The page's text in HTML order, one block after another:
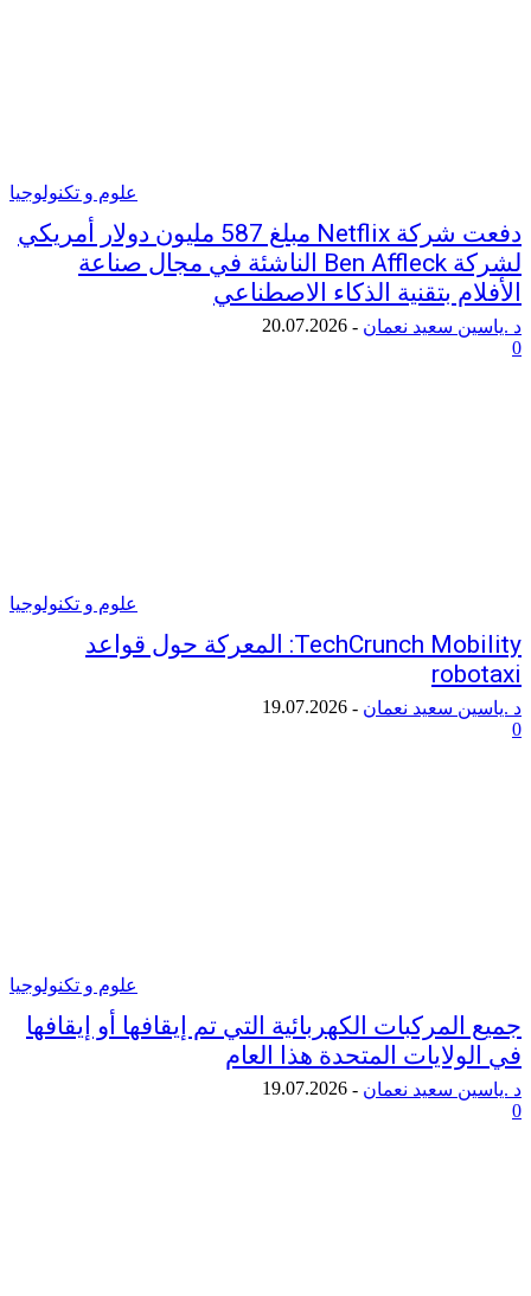
علوم و تكنولوجيا
دفعت شركة Netflix مبلغ 587 مليون دولار أمريكي
لشركة Ben Affleck الناشئة في مجال صناعة
بتقنية الذكاء الاصطناعي
سعيد نعمان -
20.07.2026
علوم و تكنولوجيا
TechCrunch Mobility: المعركة حول قواعد
سعيد نعمان -
19.07.2026
علوم و تكنولوجيا
الكهربائية التي تم إيقافها أو إيقافها
المتحدة هذا العام
سعيد نعمان -
19.07.2026